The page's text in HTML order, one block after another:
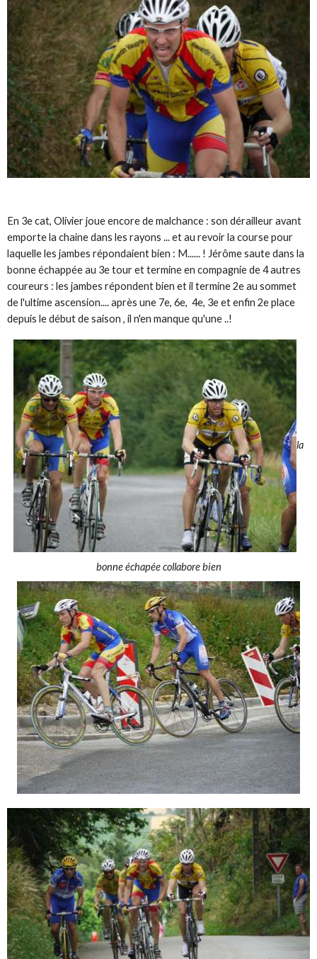
En 3e cat, Olivier joue encore de malchance : son dérailleur avant
emporte la chaine dans les rayons ... et au revoir la course pour
laquelle les jambes répondaient bien : M...... ! Jérôme saute dans la
bonne échappée au 3e tour et termine en compagnie de 4 autres
coureurs : les jambes répondent bien et il termine 2e au sommet
de l'ultime ascension.... après une 7e, 6e, 4e, 3e et enfin 2e place
depuis le début de saison , il n'en manque qu'une ..!
la
bonne échapée collabore bien